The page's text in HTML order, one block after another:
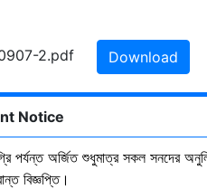
2.pdf
Download
Notice
পর্যন্ত অর্জিত শুধুমাত্র সকল সনদের
বিজ্ঞপ্তি।